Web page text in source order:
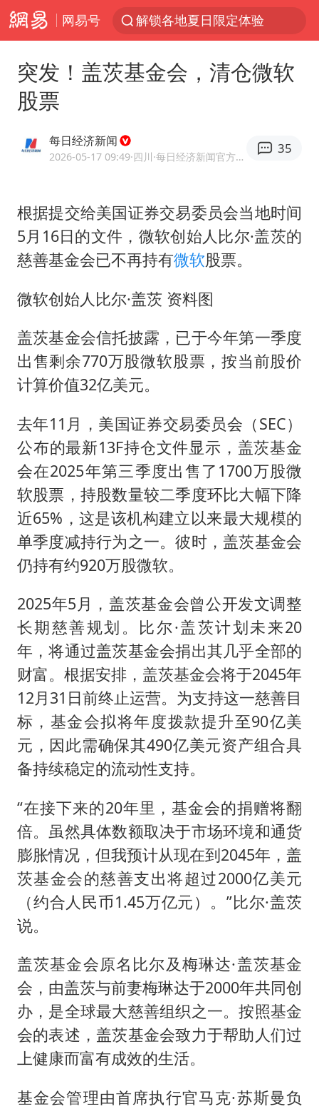
网易号
解锁各地夏日限定体验
富婆带资进组给自己硬加60多场吻戏
酒店回应车内过夜被收150元
金饰克价一夜涨回1300元
视频丨中国东方电气集团原党组副书记、董事宋致远被查
梁家辉：到内地拍戏不是北上是回归
牛津大学一纸声明甩不了锅
浙江台州《告全体市民书》
香港宏福苑火灾或由烟头引起
黄金创今年来最大单周涨幅
郑丽文：台湾从来没有“独立”过
网传《披荆斩棘2026》名单
人民的健康、体质、幸福一脉相承
突发！盖茨基金会，清仓微软
股票
每日经济新闻
2026-05-17 09:49·四川 ·每日经济新闻官方网易号
35
根据提交给美国证券交易委员会当地时间
5月16日的文件，微软创始人比尔·盖茨的
慈善基金会已不再持有微软股票。
微软创始人比尔·盖茨 资料图
盖茨基金会信托披露，已于今年第一季度
出售剩余770万股微软股票，按当前股价
计算价值32亿美元。
去年11月，美国证券交易委员会（SEC）
公布的最新13F持仓文件显示，盖茨基金
会在2025年第三季度出售了1700万股微
软股票，持股数量较二季度环比大幅下降
近65%，这是该机构建立以来最大规模的
单季度减持行为之一。彼时，盖茨基金会
仍持有约920万股微软。
2025年5月，盖茨基金会曾公开发文调整
长期慈善规划。比尔·盖茨计划未来20
年，将通过盖茨基金会捐出其几乎全部的
财富。根据安排，盖茨基金会将于2045年
12月31日前终止运营。为支持这一慈善目
标，基金会拟将年度拨款提升至90亿美
元，因此需确保其490亿美元资产组合具
备持续稳定的流动性支持。
“在接下来的20年里，基金会的捐赠将翻
倍。虽然具体数额取决于市场环境和通货
膨胀情况，但我预计从现在到2045年，盖
茨基金会的慈善支出将超过2000亿美元
（约合人民币1.45万亿元）。”比尔·盖茨
说。
盖茨基金会原名比尔及梅琳达·盖茨基金
会，由盖茨与前妻梅琳达于2000年共同创
办，是全球最大慈善组织之一。按照基金
会的表述，盖茨基金会致力于帮助人们过
上健康而富有成效的生活。
基金会管理由首席执行官马克·苏斯曼负